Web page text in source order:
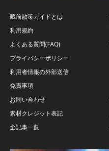
蔵前散策ガイドとは
利用規約
よくある質問(FAQ)
プライバシーポリシー
利用者情報の外部送信
免責事項
お問い合わせ
素材クレジット表記
全記事一覧